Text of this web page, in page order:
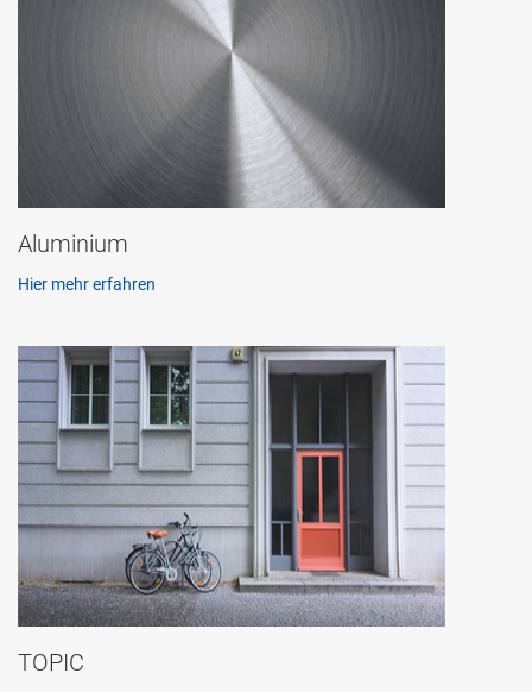
Aluminium
Hier mehr erfahren
TOPIC